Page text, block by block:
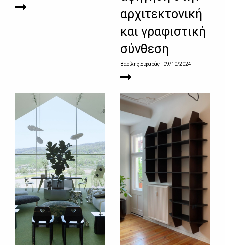
αρχιτεκτονική
και γραφιστική
σύνθεση
Βασίλης Ξιφαράς- 09/10/2024